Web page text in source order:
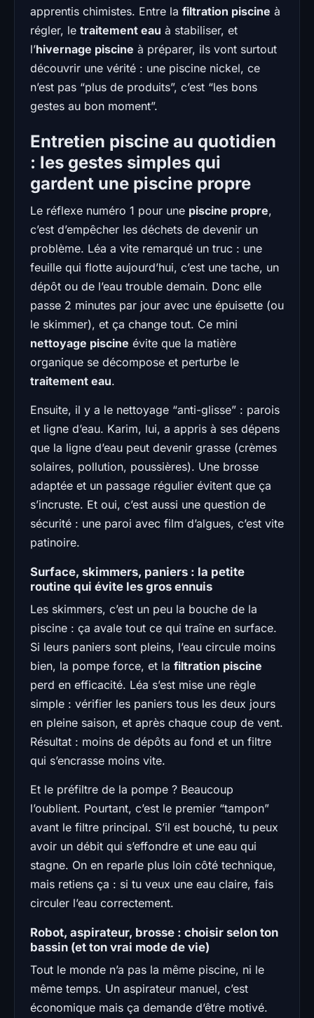
apprentis chimistes. Entre la filtration piscine à
régler, le traitement eau à stabiliser, et
l’hivernage piscine à préparer, ils vont surtout
découvrir une vérité : une piscine nickel, ce
n’est pas “plus de produits”, c’est “les bons
gestes au bon moment”.
Entretien piscine au quotidien
: les gestes simples qui
gardent une piscine propre
Le réflexe numéro 1 pour une piscine propre,
c’est d’empêcher les déchets de devenir un
problème. Léa a vite remarqué un truc : une
feuille qui flotte aujourd’hui, c’est une tache, un
dépôt ou de l’eau trouble demain. Donc elle
passe 2 minutes par jour avec une épuisette (ou
le skimmer), et ça change tout. Ce mini
nettoyage piscine évite que la matière
organique se décompose et perturbe le
traitement eau.
Ensuite, il y a le nettoyage “anti-glisse” : parois
et ligne d’eau. Karim, lui, a appris à ses dépens
que la ligne d’eau peut devenir grasse (crèmes
solaires, pollution, poussières). Une brosse
adaptée et un passage régulier évitent que ça
s’incruste. Et oui, c’est aussi une question de
sécurité : une paroi avec film d’algues, c’est vite
patinoire.
Surface, skimmers, paniers : la petite
routine qui évite les gros ennuis
Les skimmers, c’est un peu la bouche de la
piscine : ça avale tout ce qui traîne en surface.
Si leurs paniers sont pleins, l’eau circule moins
bien, la pompe force, et la filtration piscine
perd en efficacité. Léa s’est mise une règle
simple : vérifier les paniers tous les deux jours
en pleine saison, et après chaque coup de vent.
Résultat : moins de dépôts au fond et un filtre
qui s’encrasse moins vite.
Et le préfiltre de la pompe ? Beaucoup
l’oublient. Pourtant, c’est le premier “tampon”
avant le filtre principal. S’il est bouché, tu peux
avoir un débit qui s’effondre et une eau qui
stagne. On en reparle plus loin côté technique,
mais retiens ça : si tu veux une eau claire, fais
circuler l’eau correctement.
Robot, aspirateur, brosse : choisir selon ton
bassin (et ton vrai mode de vie)
Tout le monde n’a pas la même piscine, ni le
même temps. Un aspirateur manuel, c’est
économique mais ça demande d’être motivé.